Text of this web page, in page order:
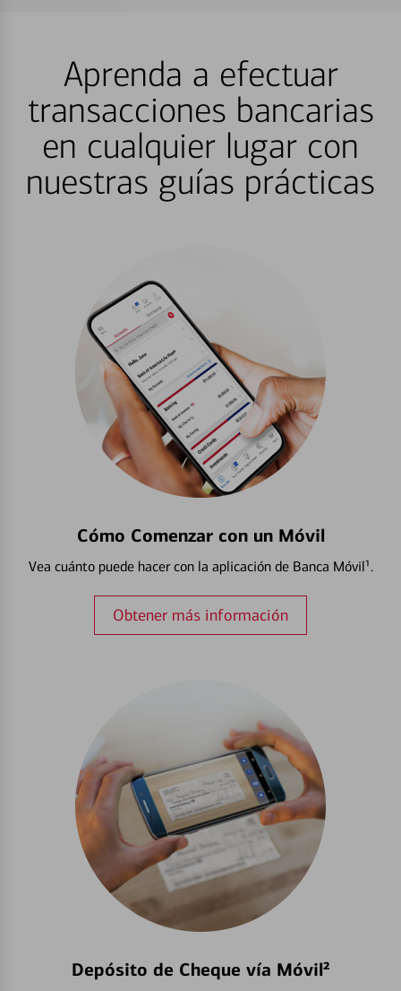
Aprenda a efectuar
transacciones bancarias
en cualquier lugar con
nuestras guías prácticas
Cómo Comenzar con un Móvil
Vea cuánto puede hacer con la aplicación de Banca Móvil¹.
Obtener más información
Depósito de Cheque vía Móvil²